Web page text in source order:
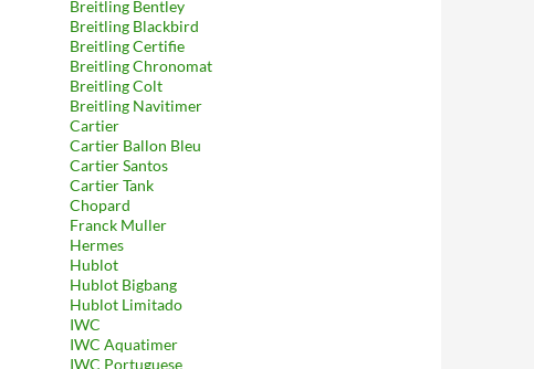
Breitling Bentley
Breitling Blackbird
Breitling Certifie
Breitling Chronomat
Breitling Colt
Breitling Navitimer
Cartier
Cartier Ballon Bleu
Cartier Santos
Cartier Tank
Chopard
Franck Muller
Hermes
Hublot
Hublot Bigbang
Hublot Limitado
IWC
IWC Aquatimer
IWC Portuguese